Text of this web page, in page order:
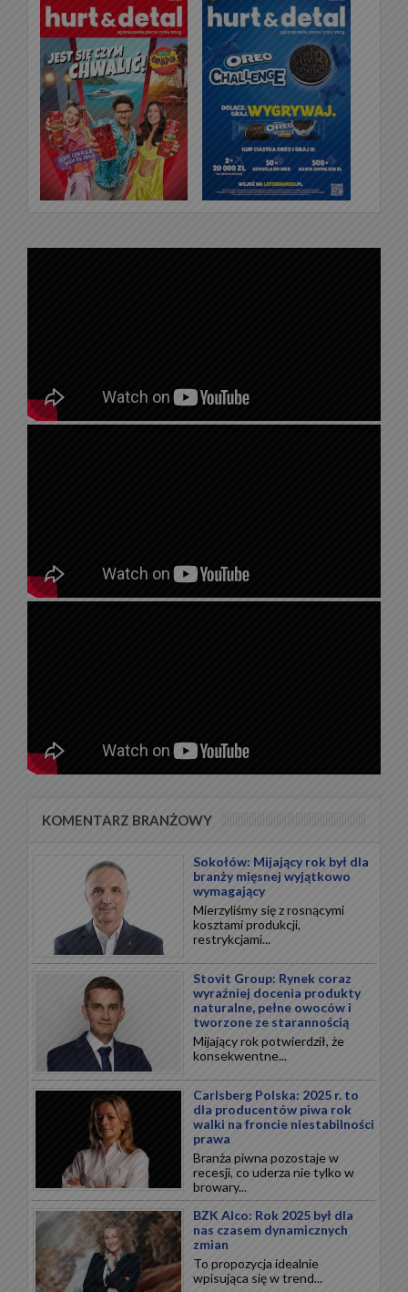
KOMENTARZ BRANŻOWY
Sokołów: Mijający rok był dla
branży mięsnej wyjątkowo
wymagający
Mierzyliśmy się z rosnącymi
kosztami produkcji,
restrykcjami...
Stovit Group: Rynek coraz
wyraźniej docenia produkty
naturalne, pełne owoców i
tworzone ze starannością
Mijający rok potwierdził, że
konsekwentne...
Carlsberg Polska: 2025 r. to
dla producentów piwa rok
walki na froncie niestabilności
prawa
Branża piwna pozostaje w
recesji, co uderza nie tylko w
browary...
BZK Alco: Rok 2025 był dla
nas czasem dynamicznych
zmian
To propozycja idealnie
wpisująca się w trend...